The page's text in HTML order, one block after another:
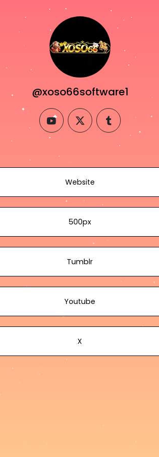
@xoso66software1
youtubetwitter tumblr
Website
500px
Tumblr
Youtube
X